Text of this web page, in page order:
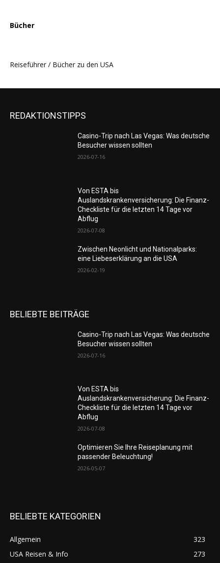
Bücher
Reiseführer / Bücher zu den USA
REDAKTIONSTIPPS
Casino-Trip nach Las Vegas: Was deutsche
Besucher wissen sollten
2026-07-16
Von ESTA bis
Auslandskrankenversicherung: Die Finanz-
Checkliste für die letzten 14 Tage vor
Abflug
2026-07-08
Zwischen Neonlicht und Nationalparks:
eine Liebeserklärung an die USA
2026-02-19
BELIEBTE BEITRÄGE
Casino-Trip nach Las Vegas: Was deutsche
Besucher wissen sollten
2026-07-16
Von ESTA bis
Auslandskrankenversicherung: Die Finanz-
Checkliste für die letzten 14 Tage vor
Abflug
2026-07-08
Optimieren Sie Ihre Reiseplanung mit
passender Beleuchtung!
2026-05-07
BELIEBTE KATEGORIEN
Allgemein
323
USA Reisen & Info
273